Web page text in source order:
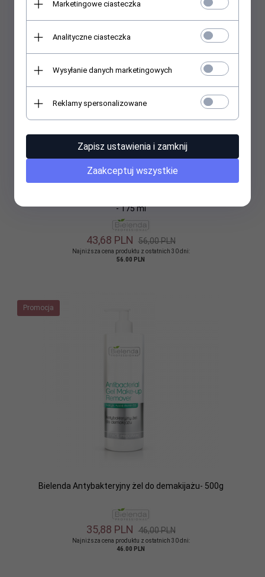
Promocja
Bielenda Antybakteryjna maseczka do twarzy z glinką zieloną
- 175 ml
43,68 PLN 56,00 PLN
Najniższa cena produktu z ostatnich 30 dni:
56.00 PLN
Promocja
Bielenda Antybakteryjny żel do demakijażu- 500g
35,88 PLN 46,00 PLN
Najniższa cena produktu z ostatnich 30 dni:
46.00 PLN
Marketingowe ciasteczka
Analityczne ciasteczka
Wysyłanie danych marketingowych
Reklamy spersonalizowane
Zapisz ustawienia i zamknij
Zaakceptuj wszystkie